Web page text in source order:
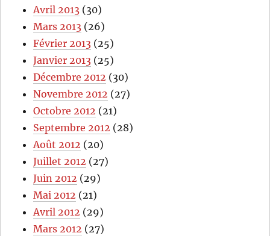
Avril 2013 (30)
Mars 2013 (26)
Février 2013 (25)
Janvier 2013 (25)
Décembre 2012 (30)
Novembre 2012 (27)
Octobre 2012 (21)
Septembre 2012 (28)
Août 2012 (20)
Juillet 2012 (27)
Juin 2012 (29)
Mai 2012 (21)
Avril 2012 (29)
Mars 2012 (27)